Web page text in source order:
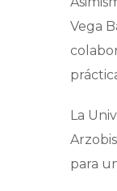
Vega
La
para